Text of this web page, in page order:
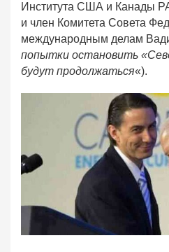
Института США и Канады
и член Комитета Совета
международным делам
попытки остановить
будут продолжаться«).